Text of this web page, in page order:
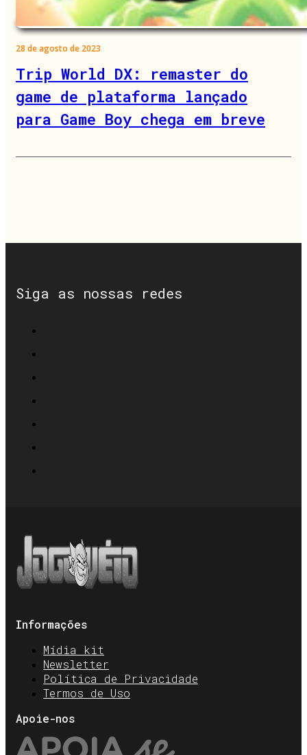
28 de agosto de 2023
Trip World DX: remaster do
game de plataforma lançado
para Game Boy chega em breve
Siga as nossas redes
Informações
Mídia kit
Newsletter
Política de Privacidade
Termos de Uso
Apoie-nos